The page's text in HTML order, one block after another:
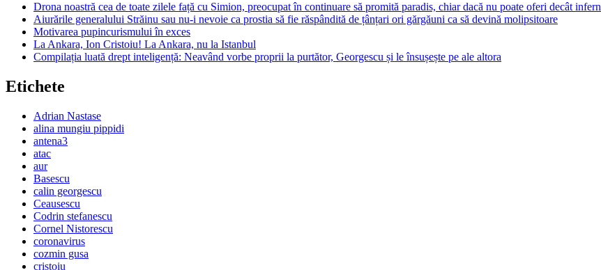
Drona noastră cea de toate zilele față cu Simion, preocupat în continuare să promită paradis, chiar dacă nu poate oferi decât infern
Aiurările generalului Străinu sau nu-i nevoie ca prostia să fie răspândită de țânțari ori gărgăuni ca să devină molipsitoare
Motivarea pupincurismului în exces
La Ankara, Ion Cristoiu! La Ankara, nu la Istanbul
Compilația luată drept inteligență: Neavând vorbe proprii la purtător, Georgescu și le însușește pe ale altora
Etichete
Adrian Nastase
alina mungiu pippidi
antena3
atac
aur
Basescu
calin georgescu
Ceausescu
Codrin stefanescu
Cornel Nistorescu
coronavirus
cozmin gusa
cristoiu